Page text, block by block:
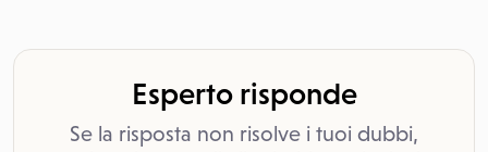
Esperto risponde
Se la risposta non risolve i tuoi dubbi,